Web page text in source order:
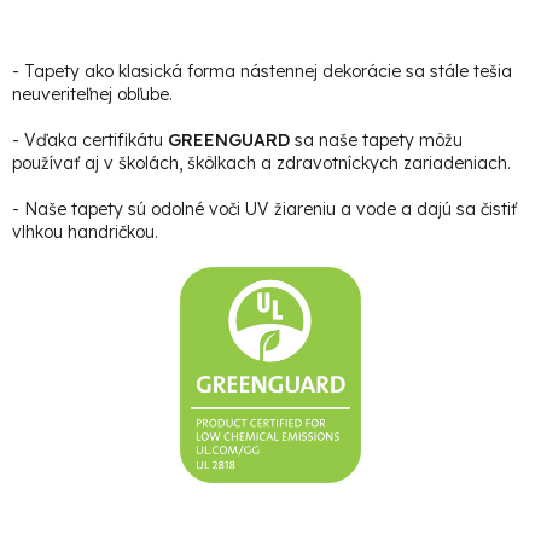
- Tapety ako klasická forma nástennej dekorácie sa stále tešia
neuveriteľnej obľube.
- Vďaka certifikátu GREENGUARD sa naše tapety môžu
používať aj v školách, škôlkach a zdravotníckych zariadeniach.
- Naše tapety sú odolné voči UV žiareniu a vode a dajú sa čistiť
vlhkou handričkou.